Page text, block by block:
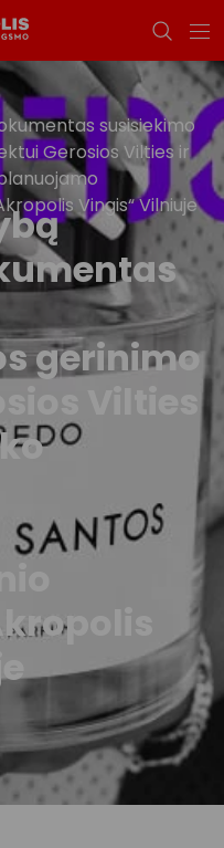
susisiekimo
Gerosios Vilties ir
Vingis“ Vilniuje
gerinimo
Vilties